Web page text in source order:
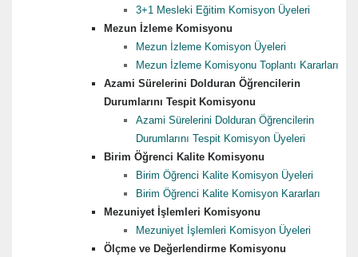
3+1 Mesleki Eğitim Komisyon Üyeleri
Mezun İzleme Komisyonu
Mezun İzleme Komisyon Üyeleri
Mezun İzleme Komisyonu Toplantı Kararları
Azami Sürelerini Dolduran Öğrencilerin
Durumlarını Tespit Komisyonu
Azami Sürelerini Dolduran Öğrencilerin
Durumlarını Tespit Komisyon Üyeleri
Birim Öğrenci Kalite Komisyonu
Birim Öğrenci Kalite Komisyon Üyeleri
Birim Öğrenci Kalite Komisyon Kararları
Mezuniyet İşlemleri Komisyonu
Mezuniyet İşlemleri Komisyon Üyeleri
Ölçme ve Değerlendirme Komisyonu